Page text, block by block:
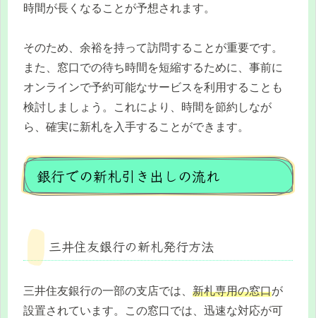
時間が長くなることが予想されます。
そのため、余裕を持って訪問することが重要です。
また、窓口での待ち時間を短縮するために、事前に
オンラインで予約可能なサービスを利用することも
検討しましょう。これにより、時間を節約しなが
ら、確実に新札を入手することができます。
銀行での新札引き出しの流れ
三井住友銀行の新札発行方法
三井住友銀行の一部の支店では、 新札専用の窓口が
設置されています。この窓口では、迅速な対応が可